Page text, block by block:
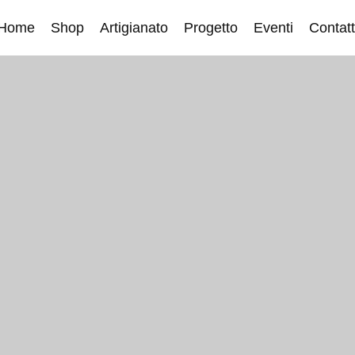
Shop Artigianato Progetto Eventi